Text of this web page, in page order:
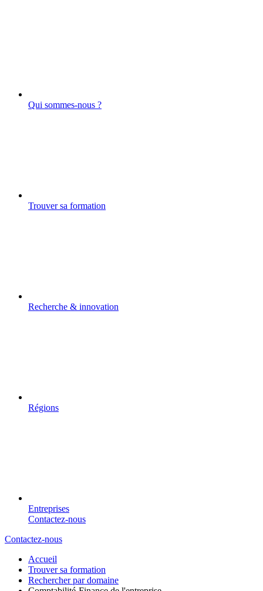
Qui sommes-nous ?
Trouver sa formation
Recherche & innovation
Régions
Entreprises
Contactez-nous
Contactez-nous
Accueil
Trouver sa formation
Rechercher par domaine